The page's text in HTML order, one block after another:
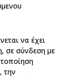
να έχει
σε σύνδεση με
την